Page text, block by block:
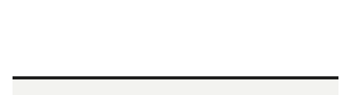
TIRANA DIPLOMAT